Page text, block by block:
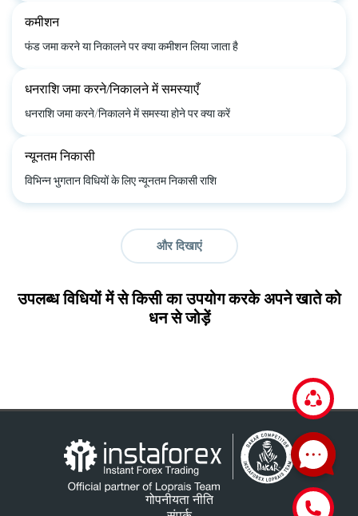
कमीशन
फंड जमा करने या निकालने पर क्या कमीशन लिया जाता है
धनराशि जमा करने/निकालने में समस्याएँ
धनराशि जमा करने/निकालने में समस्या होने पर क्या करें
न्यूनतम निकासी
विभिन्न भुगतान विधियों के लिए न्यूनतम निकासी राशि
और दिखाएं
उपलब्ध विधियों में से किसी का उपयोग करके अपने खाते को
धन से जोड़ें
गोपनीयता नीति